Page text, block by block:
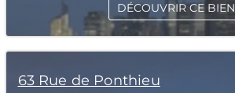
DÉCOUVRIR CE BIEN
63 Rue de Ponthieu